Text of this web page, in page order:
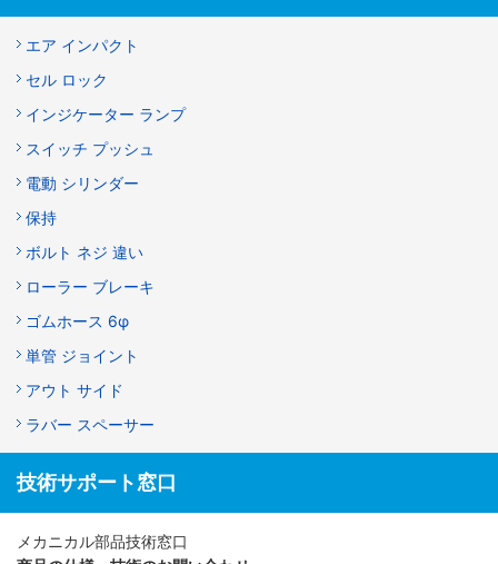
エア インパクト
セル ロック
インジケーター ランプ
スイッチ プッシュ
電動 シリンダー
保持
ボルト ネジ 違い
ローラー ブレーキ
ゴムホース 6φ
単管 ジョイント
アウト サイド
ラバー スペーサー
技術サポート窓口
メカニカル部品技術窓口